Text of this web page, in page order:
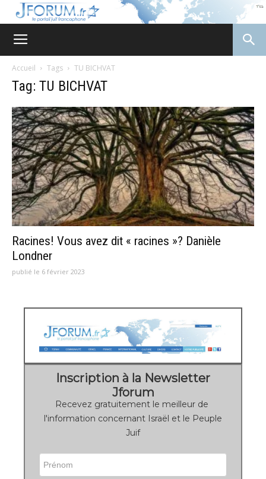
Accueil Tags TU BICHVAT
Tag: TU BICHVAT
Racines! Vous avez dit « racines »? Danièle
Londner
publié le 6 février 2023
Inscription à la Newsletter
Jforum
Recevez gratuitement le meilleur de
l'information concernant Israël et le Peuple
Juif